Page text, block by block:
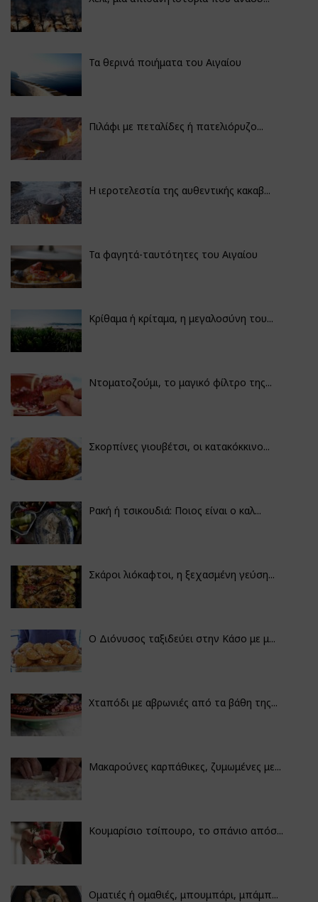
Τα θερινά ποιήματα του Αιγαίου
Πιλάφι με πεταλίδες ή πατελιόρυζο...
Η ιεροτελεστία της αυθεντικής κακαβ...
Τα φαγητά-ταυτότητες του Αιγαίου
Κρίθαμα ή κρίταμα, η μεγαλοσύνη του...
Ντοματοζούμι, το μαγικό φίλτρο της...
Σκορπίνες γιουβέτσι, οι κατακόκκινο...
Ρακή ή τσικουδιά: Ποιος είναι ο καλ...
Σκάροι λιόκαφτοι, η ξεχασμένη γεύση...
Ο Διόνυσος ταξιδεύει στην Κάσο με μ...
Χταπόδι με αβρωνιές από τα βάθη της...
Μακαρούνες καρπάθικες, ζυμωμένες με...
Κουμαρίσιο τσίπουρο, το σπάνιο απόσ...
Οματιές ή ομαθιές, μπουμπάρι, μπάμπ...